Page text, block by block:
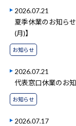
2026.07.21
夏季休業のお知ら
(月)】
お知らせ
2026.07.21
代表窓口休業のお
お知らせ
2026.07.17